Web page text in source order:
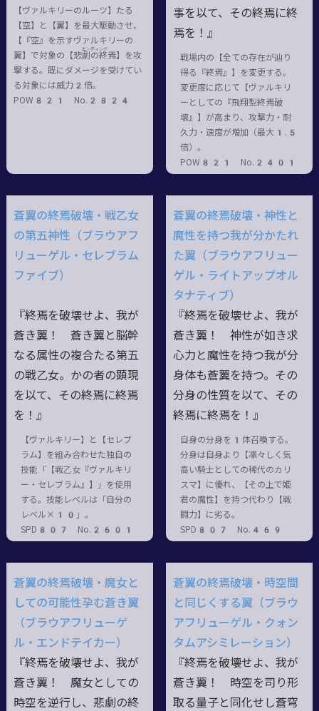
【ヴァルキリーのルーツ】たる
【空】と【翼】を最大駆動させ、
【『空』を示すヴァルキリーの
翼】で対象の【悲劇 の
エンディング
終焉】を攻
撃する。既にダメージを受けてい
る対象には威力2倍。
POW821 No.2824
事を以て、その終焉に終
焉を！』
戦場内の【全ての存在が辿り
得る『終焉』】を変更する。
変更度に応じて【ヴァルキリ
ーとしての『飛翔型終焉破
壊』】が高まり、攻撃力・耐
久力・速度が増加（最大1.5
倍）。
POW821 No.2401
蒼翼の終焉破壊・戦乙女
の第五神性（ブラウアフ
リューゲル・セレブラム
ファイブ）
『終焉を破壊せよ、我が
蒼き翼！ 蒼き翼と脳幹
なる属性の複合たる第五
の戦乙女。かの者の顕現
を以て、その終焉に終焉
を！』
【ヴァルキリー】と【セレブ
ラム】を組み合わせた独自の
技能「【戦乙女『ヴァルキリ
ー・セレブラム』】」を使用
する。技能レベルは「自分の
レベル×10」。
SPD807 No.2601
蒼翼の終焉破壊・神性と
魔性を持つ我が分かたれ
た翼（ブラウアフリュー
ゲル・ライトアップオル
タナティブ）
『終焉を破壊せよ、我が
蒼き翼！ 神性が如き求
心力と魔性を持つ我が分
身体も蒼翼を持つ。その
分身の性質を以て、その
終焉に終焉を！』
自身の分身を1体召喚する。
分身は自身より【凛々しく気
高い騎士としての稀代のカリ
スマ】に優れ、【その上で姫
君の魔性】を持つ代わり【戦
闘力】に劣る。
SPD807 No.469
蒼翼の終焉破壊・魔女と
しての可能性孕む蒼き翼
（ブラウアフリューゲ
ル・エンドテイカー）
『終焉を破壊せよ、我が
蒼き翼！ 魔女としての
時空を逆行し、悲劇の終
蒼翼の終焉破壊・時空間
と同じくする翼（ブラウ
アフリューゲル・クォン
タムアシミレーション）
『終焉を破壊せよ、我が
蒼き翼！ 時空を司り形
取る量子と同化せし蒼穹